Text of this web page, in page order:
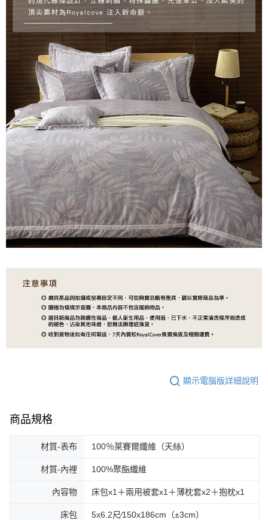
顯示電腦版詳細說明
商品規格
材質-表布 100％萊賽爾纖維（天絲）
材質-內裡 100%聚酯纖維
內容物 床包x1＋兩用被套x1＋薄枕套x2＋抱枕x1
床包 5x6.2尺∕150x186cm（±3cm）